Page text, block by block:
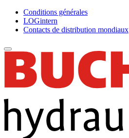
Conditions générales
LOGintern
Contacts de distribution mondiaux